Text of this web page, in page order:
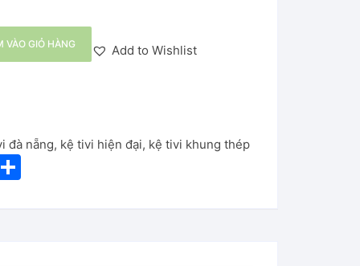
VÀO GIỎ HÀNG Add to Wishlist
đà nẵng, kệ tivi hiện đại, kệ tivi khung thép
S